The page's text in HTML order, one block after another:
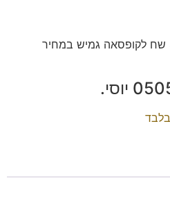
נמכר בסיטונאות בלבד לפי 3 שח לקופסאה גמיש במחיר